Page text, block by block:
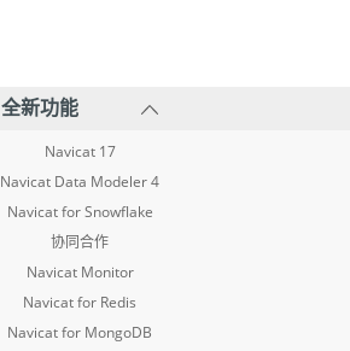
全新功能
Navicat 17
Navicat Data Modeler 4
Navicat for Snowflake
协同合作
Navicat Monitor
Navicat for Redis
Navicat for MongoDB